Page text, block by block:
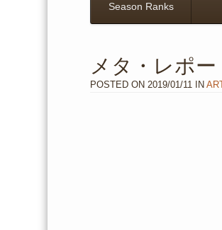
Season Ranks
メタ・レポ
POSTED ON 2019/01/11 IN